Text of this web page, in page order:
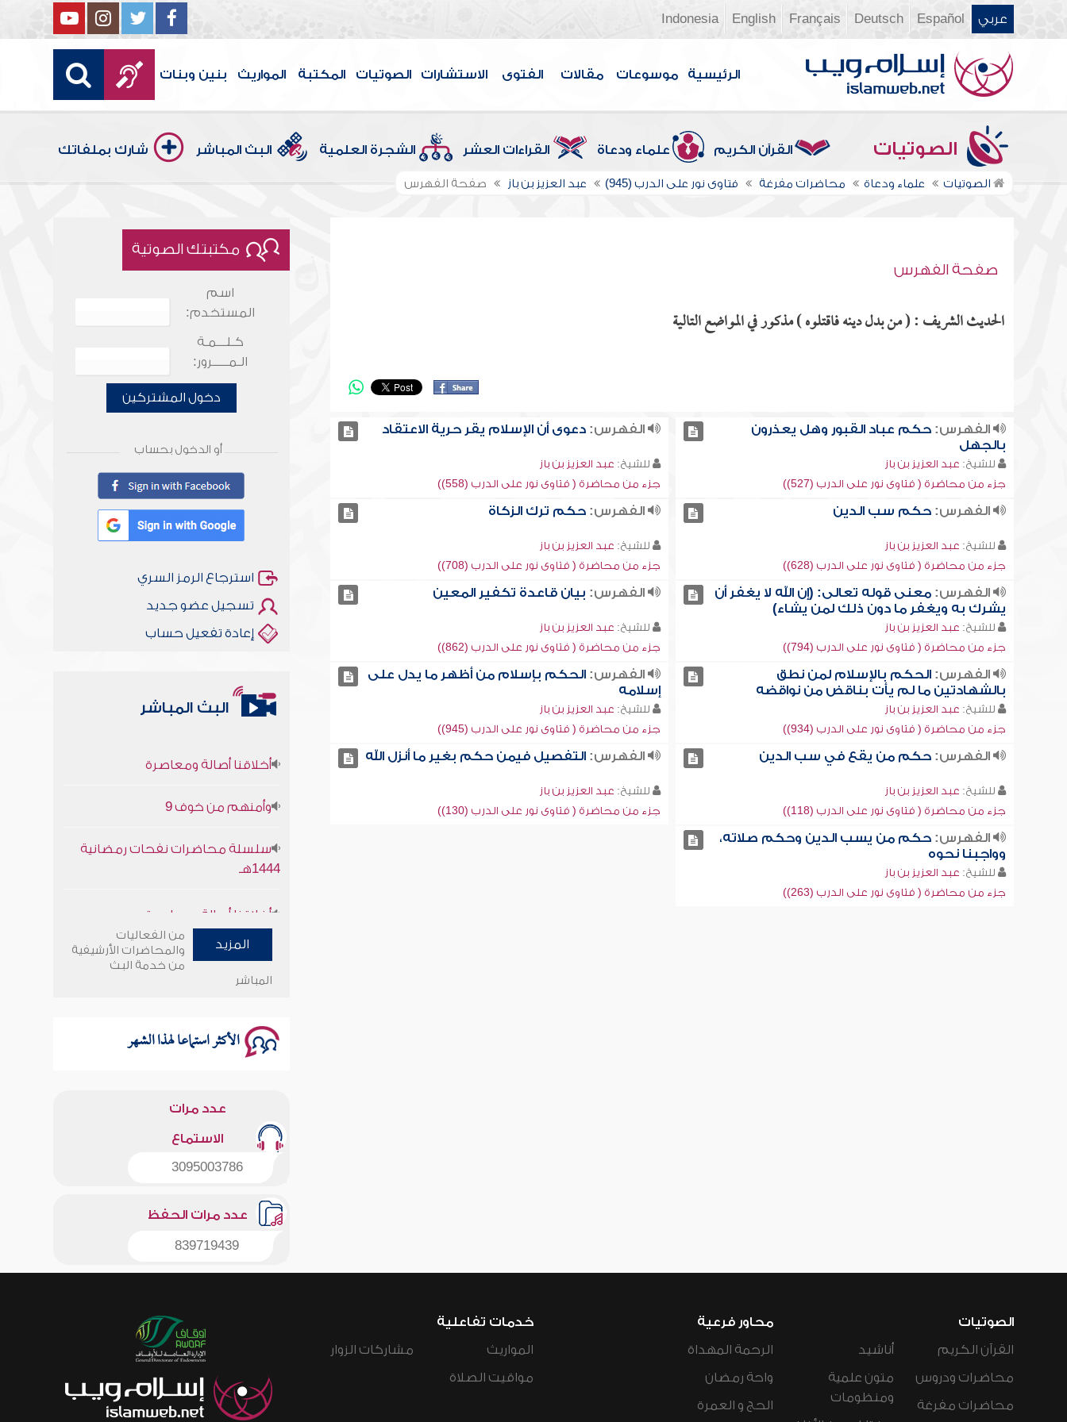
عربي Español
Deutsch
Français
English
Indonesia
الرئيسية موسوعات مقالات الفتوى الاستشارات الصوتيات المكتبة المواريث بنين وبنات
الصوتيات القرآن الكريم علماء ودعاة القراءات العشر الشجرة العلمية البث المباشر شارك بملفاتك
الصوتيات علماء ودعاة محاضرات مفرغة فتاوى نور على الدرب (945) عبد العزيز بن باز صفحة الفهرس
صفحة الفهرس
الحديث الشريف : ( من بدل دينه فاقتلوه ) مذكور في المواضع التالية
الفهرس:حكم عباد القبور وهل يعذرون
بالجهل
للشيخ: عبد العزيز بن باز
جزء من محاضرة ( فتاوى نور على الدرب (527))
الفهرس: دعوى أن الإسلام يقر حرية الاعتقاد
للشيخ: عبد العزيز بن باز
جزء من محاضرة ( فتاوى نور على الدرب (558))
الفهرس:حكم سب الدين
للشيخ: عبد العزيز بن باز
جزء من محاضرة ( فتاوى نور على الدرب (628))
الفهرس: حكم ترك الزكاة
للشيخ: عبد العزيز بن باز
جزء من محاضرة ( فتاوى نور على الدرب (708))
الفهرس:معنى قوله تعالى: (إن الله لا يغفر أن
يشرك به ويغفر ما دون ذلك لمن يشاء)
للشيخ: عبد العزيز بن باز
جزء من محاضرة ( فتاوى نور على الدرب (794))
الفهرس: بيان قاعدة تكفير المعين
للشيخ: عبد العزيز بن باز
جزء من محاضرة ( فتاوى نور على الدرب (862))
الفهرس:الحكم بالإسلام لمن نطق
بالشهادتين ما لم يأت بناقض من نواقضه
للشيخ: عبد العزيز بن باز
جزء من محاضرة ( فتاوى نور على الدرب (934))
الفهرس: الحكم بإسلام من أظهر ما يدل على
إسلامه
للشيخ: عبد العزيز بن باز
جزء من محاضرة ( فتاوى نور على الدرب (945))
الفهرس:حكم من يقع في سب الدين
للشيخ: عبد العزيز بن باز
جزء من محاضرة ( فتاوى نور على الدرب (118))
الفهرس: التفصيل فيمن حكم بغير ما أنزل الله
للشيخ: عبد العزيز بن باز
جزء من محاضرة ( فتاوى نور على الدرب (130))
الفهرس:حكم من يسب الدين وحكم صلاته،
وواجبنا نحوه
للشيخ: عبد العزيز بن باز
جزء من محاضرة ( فتاوى نور على الدرب (263))
مكتبتك الصوتية
اسم
المستخدم:
كـلـــمـة
الـمـــــرور:
دخول المشتركين
أو الدخول بحساب
استرجاع الرمز السري
تسجيل عضو جديد
إعادة تفعيل حساب
البث المباشر
1444هـ
وأمنهم من خوف 9
سلسلة محاضرات نفحات رمضانية
المزيد
من الفعاليات
والمحاضرات الأرشيفية
من خدمة البث
المباشر
الأكثر استماعا لهذا الشهر
عدد مرات
الاستماع
3095003786
عدد مرات الحفظ
839719439
الصوتيات
القرآن الكريم
محاضرات ودروس
محاضرات مفرغة
أناشيد
متون علمية
ومنظومات
محاور فرعية
الرحمة المهداة
واحة رمضان
الحج و العمرة
خدمات تفاعلية
المواريث
مواقيت الصلاة
مشاركات الزوار